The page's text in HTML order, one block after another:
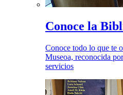
Conoce la
Conoce todo lo que te
Museoa, reconocida
servicios